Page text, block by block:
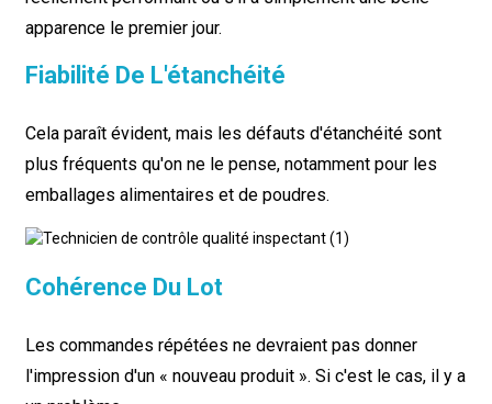
apparence le premier jour.
Fiabilité De L'étanchéité
Cela paraît évident, mais les défauts d'étanchéité sont
plus fréquents qu'on ne le pense, notamment pour les
emballages alimentaires et de poudres.
Cohérence Du Lot
Les commandes répétées ne devraient pas donner
l'impression d'un « nouveau produit ». Si c'est le cas, il y a